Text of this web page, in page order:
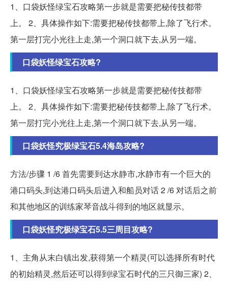
1、口袋妖怪绿宝石攻略第一步就是需要把秘传技都带
上。 2、具体操作如下:需要把秘传技都带上,除了飞行术。
第一层打完小光往上走,第一个洞口就下去,从另一端。
口袋妖怪绿宝石攻略?
1、口袋妖怪绿宝石攻略第一步就是需要把秘传技都带
上。 2、具体操作如下:需要把秘传技都带上,除了飞行术。
第一层打完小光往上走,第一个洞口就下去,从另一端。
口袋妖怪究极绿宝石5.4海岛攻略?
方法/步骤 1 /6 首先需要到达水静市,水静市有一个巨大的
港口码头,到达港口码头后进入和船员对话 2 /6 对话后之前
和其他地区的训练家琴音战斗得到的地区就显示。
口袋妖怪究极绿宝石5.5三周目攻略?
1、主角从末白镇出发,获得第一个精灵(可以选择所有时代
的初始精灵,然后还可以得到绿宝石时代的三只御三家) 2、